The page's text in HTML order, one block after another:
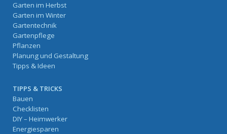
Garten im Herbst
Garten im Winter
Gartentechnik
Gartenpflege
Pflanzen
Planung und Gestaltung
Tipps & Ideen
TIPPS & TRICKS
Bauen
Checklisten
DIY – Heimwerker
Energiesparen